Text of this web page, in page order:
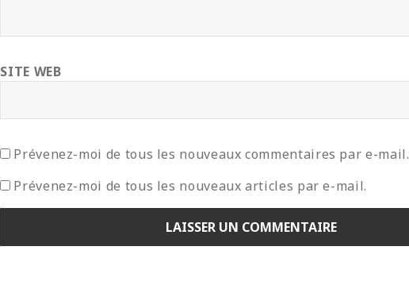
SITE WEB
Prévenez-moi de tous les nouveaux commentaires par e-mail.
Prévenez-moi de tous les nouveaux articles par e-mail.